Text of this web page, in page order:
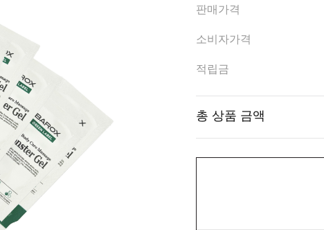
판매가격
소비자가격
적립금
총 상품 금액